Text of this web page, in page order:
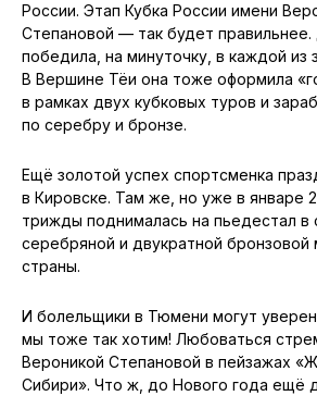
России. Этап Кубка России имени
Степановой — так будет
победила, на минуточку, в каждой из
В Вершине Тёи она тоже оформила
в рамках двух кубковых туров и
по серебру и бронзе.
Ещё золотой успех спортсменка
в Кировске. Там же, но уже в январе
трижды поднималась на пьедестал в
серебряной и двукратной бронзовой
страны.
И болельщики в Тюмени могут
мы тоже так хотим! Любоваться
Вероникой Степановой в пейзажах
Сибири». Что ж, до Нового года ещё